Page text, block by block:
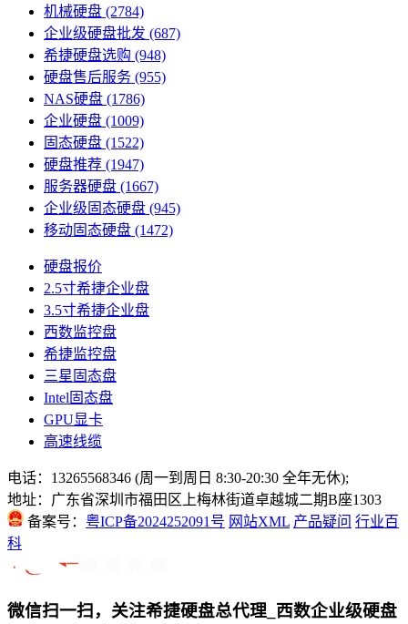
机械硬盘 (2784)
企业级硬盘批发 (687)
希捷硬盘选购 (948)
硬盘售后服务 (955)
NAS硬盘 (1786)
企业硬盘 (1009)
固态硬盘 (1522)
硬盘推荐 (1947)
服务器硬盘 (1667)
企业级固态硬盘 (945)
移动固态硬盘 (1472)
硬盘报价
2.5寸希捷企业盘
3.5寸希捷企业盘
西数监控盘
希捷监控盘
三星固态盘
Intel固态盘
GPU显卡
高速线缆
电话：13265568346 (周一到周日 8:30-20:30 全年无休);
地址：广东省深圳市福田区上梅林街道卓越城二期B座1303
备案号： 粤ICP备2024252091号 网站XML 产品疑问 行业百
科
微信扫一扫，关注希捷硬盘总代理_西数企业级硬盘